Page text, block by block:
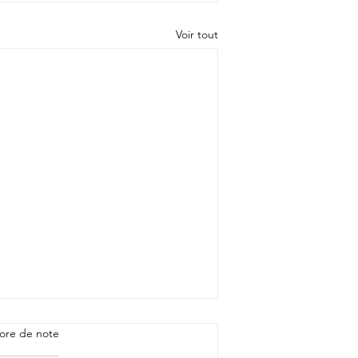
Voir tout
de note